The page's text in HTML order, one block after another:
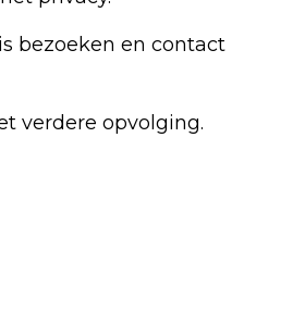
bezoeken en contact
verdere opvolging.